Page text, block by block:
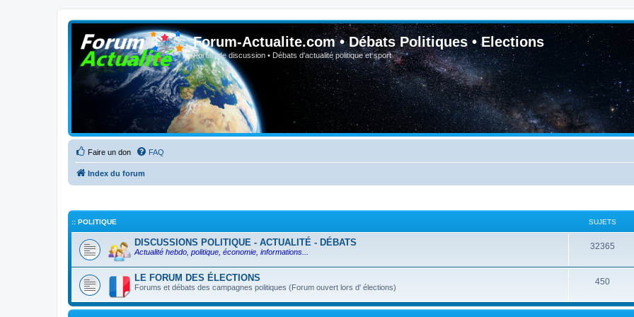
Forum-Actualite.com • Débats Politiques • Elections
Forum de discussion • Débats d'actualité politique et sport
Faire un don FAQ
Index du forum
:: POLITIQUE SUJETS
DISCUSSIONS POLITIQUE - ACTUALITÉ - DÉBATS
Actualité hebdo, politique, économie, informations...
32365
LE FORUM DES ÉLECTIONS
Forums et débats des campagnes politiques (Forum ouvert lors d' élections)
450